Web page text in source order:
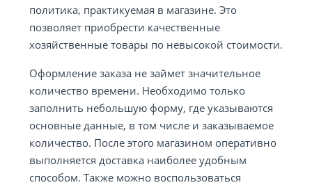
политика, практикуемая в магазине. Это
позволяет приобрести качественные
хозяйственные товары по невысокой стоимости.
Оформление заказа не займет значительное
количество времени. Необходимо только
заполнить небольшую форму, где указываются
основные данные, в том числе и заказываемое
количество. После этого магазином оперативно
выполняется доставка наиболее удобным
способом. Также можно воспользоваться